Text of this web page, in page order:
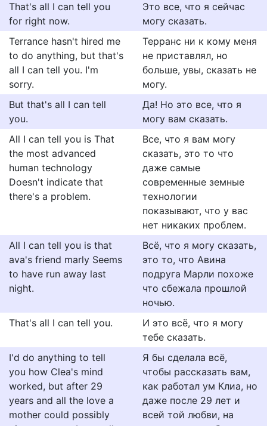
That's all I can tell you
for right now.
Это все, что я сейчас
могу сказать.
Terrance hasn't hired me
to do anything, but that's
all I can tell you. I'm
sorry.
Терранс ни к кому меня
не приставлял, но
больше, увы, сказать не
могу.
But that's all I can tell
you.
Да! Но это все, что я
могу вам сказать.
All I can tell you is That
the most advanced
human technology
Doesn't indicate that
there's a problem.
Все, что я вам могу
сказать, это то что
даже самые
современные земные
технологии
показывают, что у вас
нет никаких проблем.
All I can tell you is that
ava's friend marly Seems
to have run away last
night.
Всё, что я могу сказать,
это то, что Авина
подруга Марли похоже
что сбежала прошлой
ночью.
That's all I can tell you.
И это всё, что я могу
тебе сказать.
I'd do anything to tell
you how Clea's mind
worked, but after 29
years and all the love a
mother could possibly
Я бы сделала всё,
чтобы рассказать вам,
как работал ум Клиа, но
даже после 29 лет и
всей той любви, на